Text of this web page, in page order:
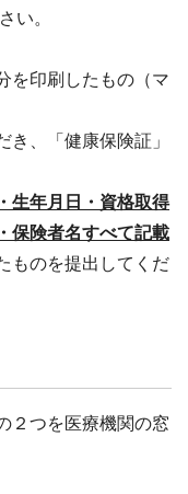
い。
を印刷したもの（マ
、「健康保険証」
生年月日・資格取得
保険者名すべて記載
ものを提出してくだ
２つを医療機関の窓